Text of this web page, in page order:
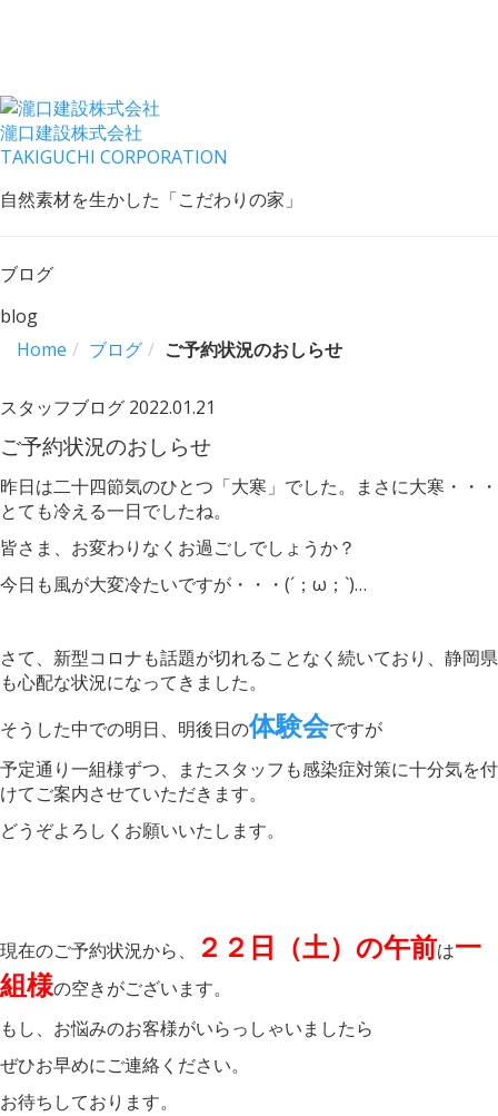
瀧口建設株式会社
TAKIGUCHI CORPORATION
自然素材を生かした「こだわりの家」
ブログ
blog
Home
ブログ ご予約状況のおしらせ
スタッフブログ 2022.01.21
ご予約状況のおしらせ
昨日は二十四節気のひとつ「大寒」でした。まさに大寒・・・
とても冷える一日でしたね。
皆さま、お変わりなくお過ごしでしょうか？
今日も風が大変冷たいですが・・・(´；ω；`)…
さて、新型コロナも話題が切れることなく続いており、静岡県
も心配な状況になってきました。
そうした中での明日、明後日の体験会ですが
予定通り一組様ずつ、またスタッフも感染症対策に十分気を付
けてご案内させていただきます。
どうぞよろしくお願いいたします。
現在のご予約状況から、 ２２日（土）の午前は一
組様の空きがございます。
もし、お悩みのお客様がいらっしゃいましたら
ぜひお早めにご連絡ください。
お待ちしております。